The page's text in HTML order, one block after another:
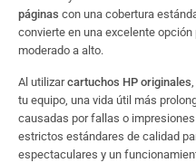
páginas con una cobertura
convierte en una excelente
moderado a alto.
Al utilizarcartuchos HP originales
tu equipo, una vida útil más
causadas por fallas o
estrictos estándares de calidad
espectaculares y un